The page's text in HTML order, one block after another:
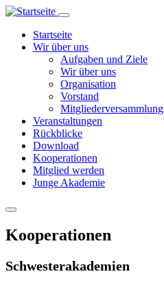
Direkt
Inhalt
Hauptnavigation
Startseite
Wir über uns
Aufgaben und Ziele
Wir über uns
Organisation
Vorstand
Mitgliederversammlung
Veranstaltungen
Rückblicke
Download
Kooperationen
Mitglied werden
Junge Akademie
Kooperationen
Schwesterakademien